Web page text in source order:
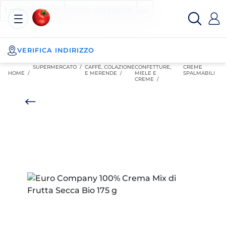
Posizionati sul contenuto principale
Posizionati sull'elenco categorie
I miei acquisti
Esselunga
Spesa
Online
VERIFICA INDIRIZZO
HOME /
SUPERMERCATO / CAFFÈ, COLAZIONE
E MERENDE /
CONFETTURE,
MIELE E
CREME/
CREME
SPALMABILI